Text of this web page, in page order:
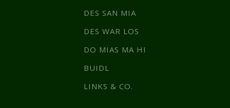
DES SAN MIA
DES WAR LOS
DO MIAS MA HI
BUIDL
LINKS & CO.